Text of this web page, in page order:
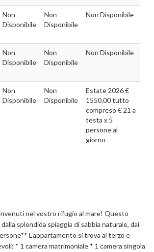
Non
Disponibile
Non
Disponibile
Non Disponibile
Non
Disponibile
Non
Disponibile
Non Disponibile
Non
Disponibile
Non
Disponibile
Estate 2026 €
1550.00 tutto
compreso € 21 a
testa x 5
persone al
giorno
nel vostro rifugio al mare! Questo
splendida spiaggia di sabbia naturale, dai
L’appartamento si trova al terzo e
* 1 camera matrimoniale * 1 camera singola